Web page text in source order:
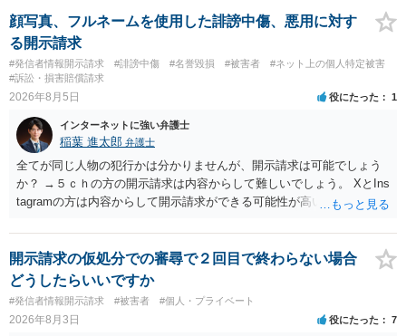
顔写真、フルネームを使用した誹謗中傷、悪用に対す
る開示請求
#発信者情報開示請求 #誹謗中傷 #名誉毀損 #被害者
#ネット上の個人特定被害
#訴訟・損害賠償請求
2026年8月5日 役にたった 1
インターネットに強い弁護士
稲葉 進太郎 弁護士
全てが同じ人物の犯行かは分かりませんが、開示請求は可能でしょう
か？ →５ｃｈの方の開示請求は内容からして難しいでしょう。 XとIns
tagramの方は内容からして開示請求ができる可能性が高いでしょう。
いでしょう。７月中にアカウントが削除されている場合、今から進め
ても失敗する可能性が高いように思われます。 相手を特定できた場
合、相手に全ての弁護士費用を負担させることは可能でしょうか？ →
訴訟外の交渉で相手方が認めれば負担させることができるでしょう。
訴訟で判決となった場合は、実際の弁護士費用が認められる場合と認
められない場合があり何ともいえないところでしょう。
開示請求の仮処分での審尋で２回目で終わらない場合
どうしたらいいですか
#発信者情報開示請求 #被害者 #個人・プライベート
2026年8月3日 役にたった 7